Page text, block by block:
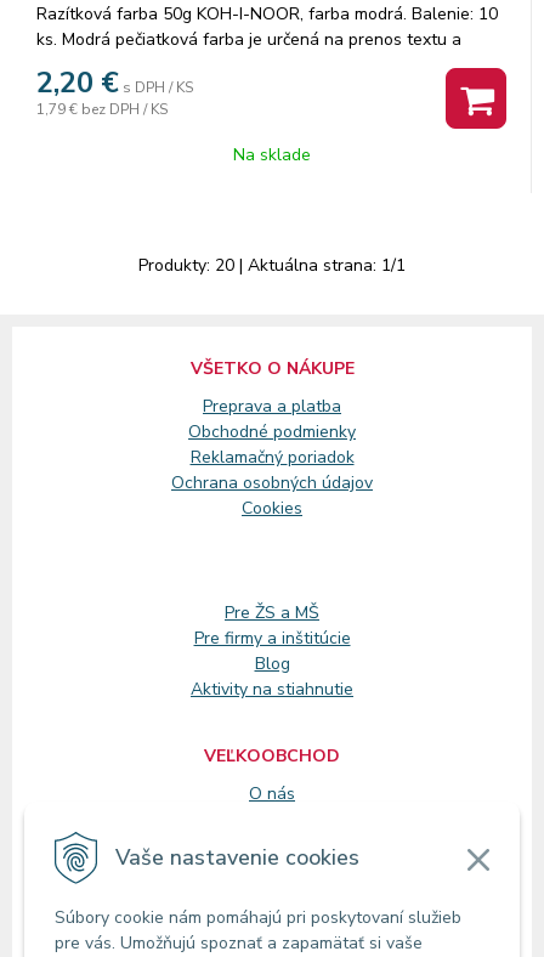
Vaše nastavenie cookies
Súbory cookie nám pomáhajú pri poskytovaní služieb
pre vás. Umožňujú spoznať a zapamätať si vaše
Razítková farba 50g KOH-I-NOOR, farba modrá. Balenie: 10
ks. Modrá pečiatková farba je určená na prenos textu a
znakov gumovými pečiatkami na savý materiál (papier,
lepenku ap.), na ktorom tvorí odtlačky Značka: KOH-I-NOOR.
2,20 € s DPH / KS
1,79 € bez DPH / KS
Na sklade
Produkty: 20 | Aktuálna strana: 1/1
VŠETKO O NÁKUPE
Preprava a platba
Obchodné podmienky
Reklamačný poriadok
Ochrana osobných údajov
Cookies
Pre ŽS a MŠ
Pre firmy a inštitúcie
Blog
Aktivity na stiahnutie
VEĽKOOBCHOD
O nás
Zákaznícke oddelenie
Predajne